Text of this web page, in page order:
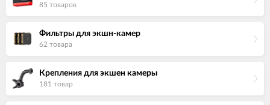
85 товаров
Фильтры для экшн-камер
62 товара
Крепления для экшен камеры
181 товар